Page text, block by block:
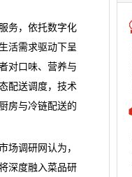
务，依托数字化
活需求驱动下呈
对口味、营养与
配送调度，技术
房与冷链配送的
场调研网 认为，
深度融入菜品研